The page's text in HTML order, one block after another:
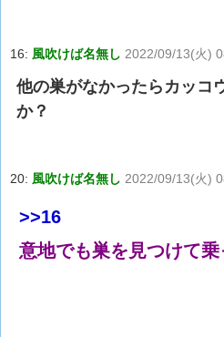
16: 風吹けば名無し 2022/09/13(火)
他の巣がなかったらカッコ
か？
20: 風吹けば名無し 2022/09/13(火)
>>16
意地でも巣を見つけて